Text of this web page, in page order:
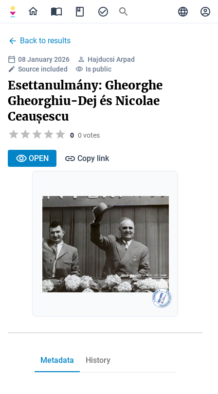
Back to results
08 January 2026
Hajducsi Arpad
Source included
Is public
Esettanulmány: Gheorghe
Gheorghiu-Dej és Nicolae
Ceaușescu
0 0 votes
OPEN Copy link
Metadata History